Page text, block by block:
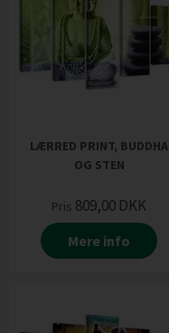
LÆRRED PRINT, BUDDHA
OG STEN
Pris 809,00 DKK
Mere info